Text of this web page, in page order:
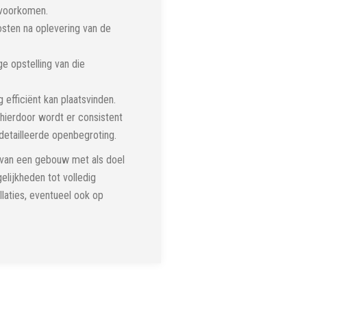
na oplevering van de
opstelling van die
kan plaatsvinden.
wordt er consistent
openbegroting.
een gebouw met als doel
tot volledig
eventueel ook op